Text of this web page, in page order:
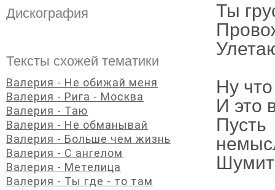
Ты
Ну
И это
Шумит
Дискография
Тексты схожей тематики
Валерия - Не обижай меня
Валерия - Рига - Москва
Валерия - Таю
Валерия - Не обманывай
Валерия - Больше чем жизнь
Валерия - С ангелом
Валерия - Метелица
Валерия - Ты где - то там